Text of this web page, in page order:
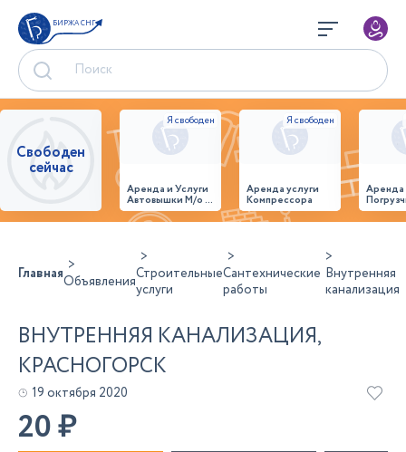
БИРЖА СНГ
Свободен
сейчас
Аренда и Услуги
Автовышки М/о г.
Домодедово
26,28,32 место
Аренда услуги
Компрессора
ГлавнаяОбъявленияСтроительные
услуги
Сантехнические
работы
Внутренняя
канализация
ВНУТРЕННЯЯ КАНАЛИЗАЦИЯ,
КРАСНОГОРСК
19 октября 2020
20₽